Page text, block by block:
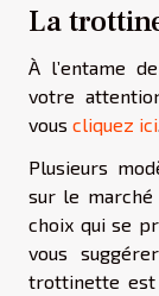
La
À l’entame
votre
vous cliquez ici
Plusieurs
sur le marché
choix qui se
vous
trottinette est